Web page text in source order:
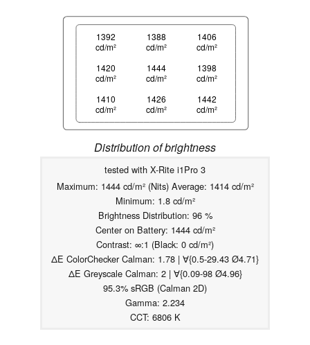
1392
cd/m²
1388
cd/m²
1406
cd/m²
1420
cd/m²
1444
cd/m²
1398
cd/m²
1410
cd/m²
1426
cd/m²
1442
cd/m²
Distribution of brightness
tested with X-Rite i1Pro 3
Maximum: 1444 cd/m² (Nits) Average: 1414 cd/m²
Minimum: 1.8 cd/m²
Brightness Distribution: 96 %
Center on Battery: 1444 cd/m²
Contrast: ∞:1 (Black: 0 cd/m²)
ΔE ColorChecker Calman: 1.78 | ∀{0.5-29.43 Ø4.71}
ΔE Greyscale Calman: 2 | ∀{0.09-98 Ø4.96}
95.3% sRGB (Calman 2D)
Gamma: 2.234
CCT: 6806 K